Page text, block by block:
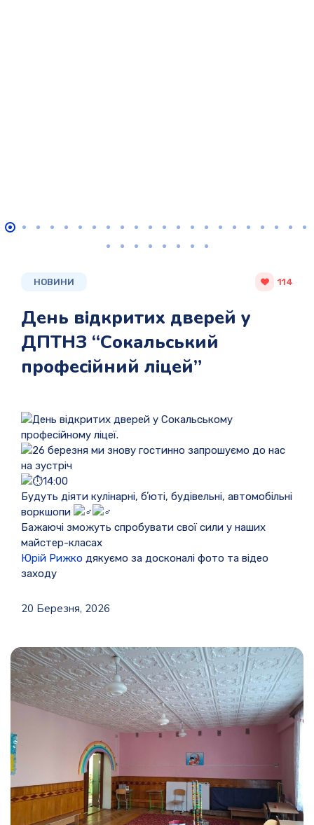
НОВИНИ 114
День відкритих дверей у
ДПТНЗ “Сокальський
професійний ліцей”
День відкритих дверей у Сокальському
професійному ліцеї.
26 березня ми знову гостинно запрошуємо до нас
на зустріч
14:00
Будуть діяти кулінарні, бʼюті, будівельні, автомобільні
воркшопи
Бажаючі зможуть спробувати свої сили у наших
майстер-класах
Юрій Рижко дякуємо за досконалі фото та відео
заходу
20 Березня, 2026